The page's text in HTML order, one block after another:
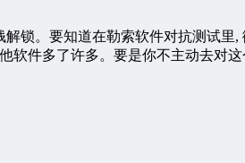
锁。要知道在勒索软件对抗测试
件多了许多。要是你不主动去对